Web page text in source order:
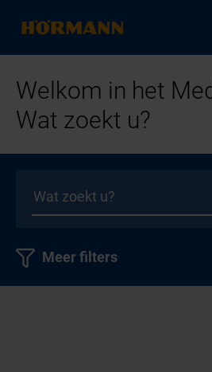
Welkom in het
Wat zoekt u?
Meer filters